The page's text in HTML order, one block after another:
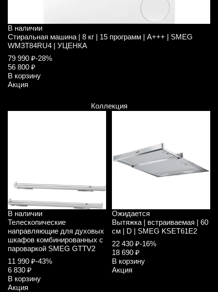
В наличии
Стиральная машина | 8 кг | 15 программ | A+++ | SMEG
WM3T84RU4 | УЦЕНКА
79 990 ₽-28%
56 800 ₽
В корзину
Акция
Коллекция
В наличии
Телескопические
направляющие для духовых
шкафов комбинированных с
пароваркой SMEG GTTV2
11 990 ₽-43%
6 830 ₽
В корзину
Акция
Ожидается
Вытяжка | встраиваемая | 60
см | D | SMEG KSET61E2
22 430 ₽-16%
18 690 ₽
В корзину
Акция